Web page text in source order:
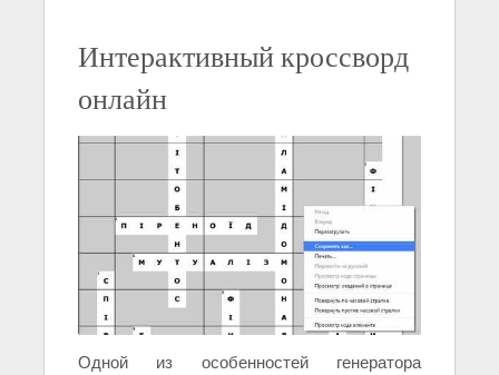
Интерактивный кроссворд
онлайн
Одной из особенностей генератора